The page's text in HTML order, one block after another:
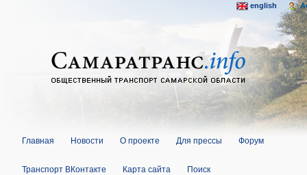
Главная Новости О проекте Для прессы Форум
Транспорт ВКонтакте Карта сайта Поиск
english